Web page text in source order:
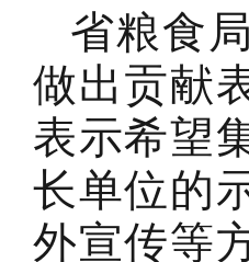
省粮食
做出贡献
表示希望
长单位的
外宣传等